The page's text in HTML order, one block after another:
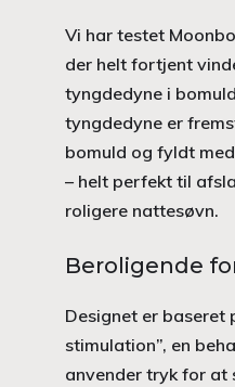
Vi har testet
der helt fortjent
tyngdedyne i
tyngdedyne er
bomuld og fyldt
– helt perfekt til
roligere nattesøvn.
Beroligende
Designet er baseret
stimulation”, en
anvender tryk for at